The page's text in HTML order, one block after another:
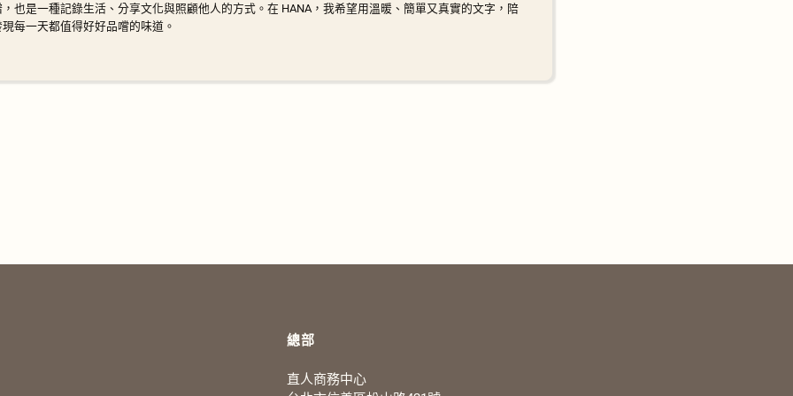
，也是一種記錄生活、分享文化與照顧他人的方式。在 HANA，我希望用溫暖、簡單又真實的文字，陪
每一天都值得好好品嚐的味道。
總部
直人商務中心